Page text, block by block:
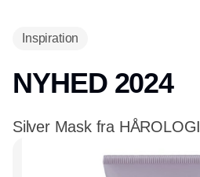
Inspiration
NYHED 2024
Silver Mask fra HÅROLOGI